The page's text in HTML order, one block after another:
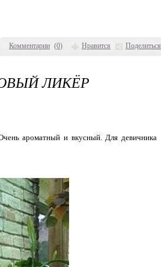
Комментарии (0) Нравится Поделиться
ЛИКЁР
ароматный и вкусный. Для девичника